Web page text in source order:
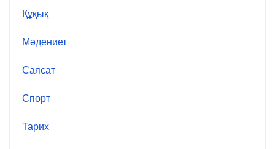
Құқық
Мәдениет
Саясат
Спорт
Тарих